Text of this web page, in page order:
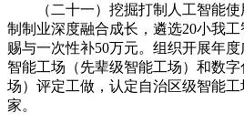
（二十一）挖掘打制人工智能使
制制业深度融合成长，遴选20小我工
赐与一次性补50万元。组织开展年度
智能工场（先辈级智能工场）和数
场）评定工做，认定自治区级智能
家。